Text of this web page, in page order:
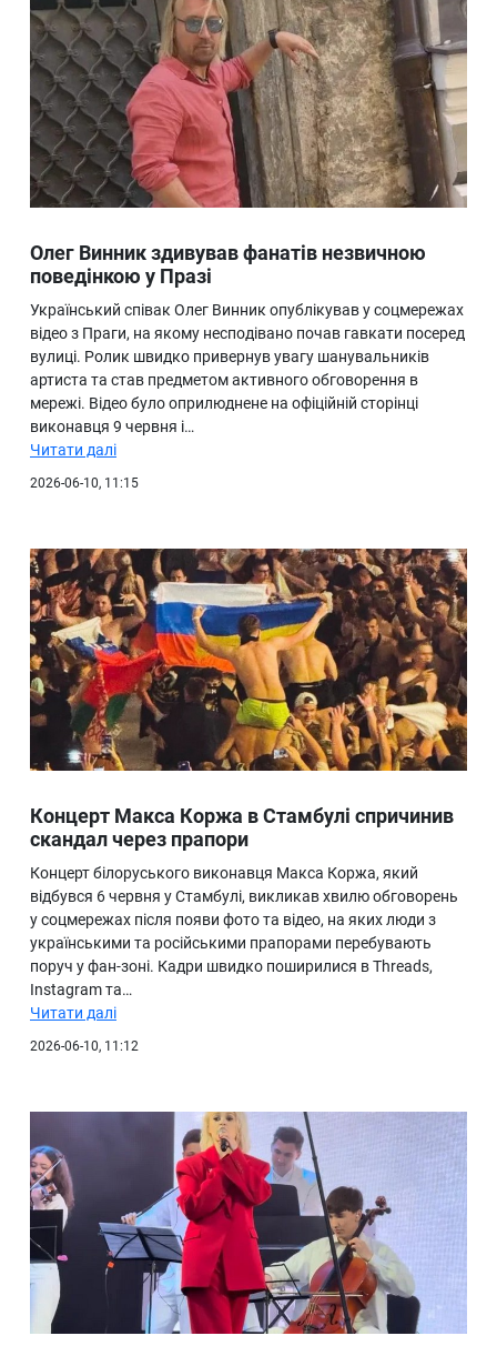
Олег Винник здивував фанатів незвичною
поведінкою у Празі
Український співак Олег Винник опублікував у соцмережах
відео з Праги, на якому несподівано почав гавкати посеред
вулиці. Ролик швидко привернув увагу шанувальників
артиста та став предметом активного обговорення в
мережі. Відео було оприлюднене на офіційній сторінці
виконавця 9 червня і…
Читати далі
2026-06-10, 11:15
Концерт Макса Коржа в Стамбулі спричинив
скандал через прапори
Концерт білоруського виконавця Макса Коржа, який
відбувся 6 червня у Стамбулі, викликав хвилю обговорень
у соцмережах після появи фото та відео, на яких люди з
українськими та російськими прапорами перебувають
поруч у фан-зоні. Кадри швидко поширилися в Threads,
Instagram та…
Читати далі
2026-06-10, 11:12